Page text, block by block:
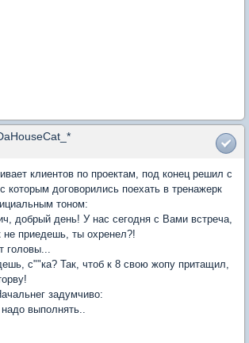
клиентов по проектам, под конец решил с
которым договорились поехать в тренажерк
тоном:
добрый день! У нас сегодня с Вами встреча,
не приедешь, ты охренел?!
головы...
с""ка? Так, чтоб к 8 свою жопу притащил,
задумчиво:
выполнять..